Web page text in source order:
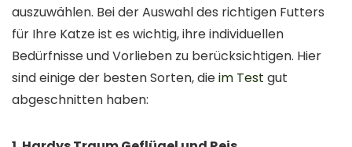
auszuwählen. Bei der Auswahl des richtigen Futters
für Ihre Katze ist es wichtig, ihre individuellen
Bedürfnisse und Vorlieben zu berücksichtigen. Hier
sind einige der besten Sorten, dieim Test gut
abgeschnitten haben: